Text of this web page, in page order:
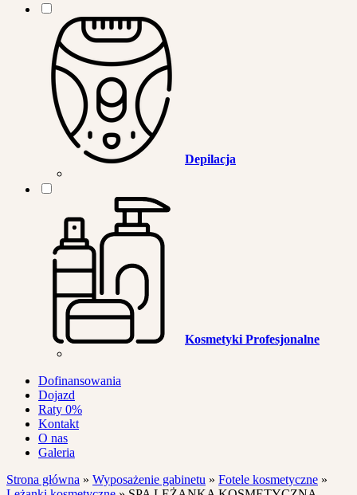
Depilacja
Kosmetyki Profesjonalne
Dofinansowania
Dojazd
Raty 0%
Kontakt
O nas
Galeria
Strona główna » Wyposażenie gabinetu » Fotele kosmetyczne »